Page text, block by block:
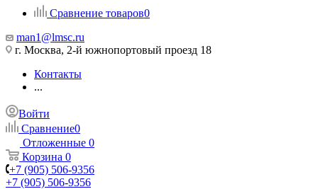
Сравнение товаров0
man1@lmsc.ru
г. Москва, 2-й южнопортовый проезд 18
Контакты
...
Войти
Сравнение0
Отложенные 0
Корзина 0
+7 (905) 506-9356
+7 (905) 506-9356